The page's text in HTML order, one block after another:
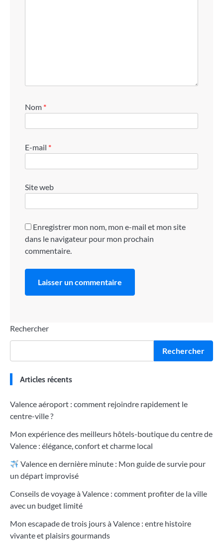
Nom *
E-mail *
Site web
Enregistrer mon nom, mon e-mail et mon site
dans le navigateur pour mon prochain
commentaire.
Rechercher
Rechercher
Articles récents
Valence aéroport : comment rejoindre rapidement le
centre-ville ?
Mon expérience des meilleurs hôtels-boutique du centre de
Valence : élégance, confort et charme local
Valence en dernière minute : Mon guide de survie pour
un départ improvisé
Conseils de voyage à Valence : comment profiter de la ville
avec un budget limité
Mon escapade de trois jours à Valence : entre histoire
vivante et plaisirs gourmands